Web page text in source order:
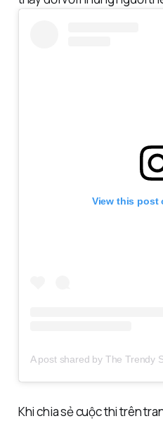
View this post
Khi chia sẻ cuộc thi trên